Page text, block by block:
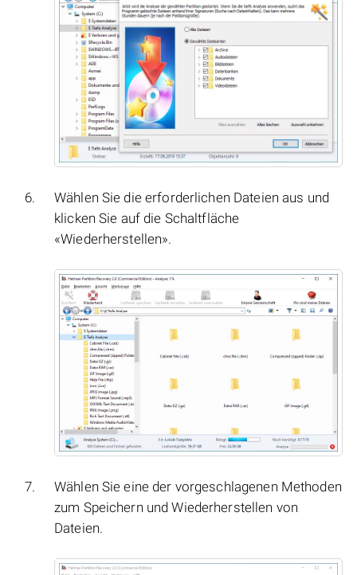
Wählen Sie die erforderlichen Dateien aus und
klicken Sie auf die Schaltfläche
«Wiederherstellen».
Wählen Sie eine der vorgeschlagenen Methoden
zum Speichern und Wiederherstellen von
Dateien.